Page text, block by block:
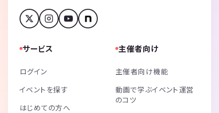
サービス
ログイン
イベントを探す
はじめての方へ
主催者向け
主催者向け機能
動画で学ぶイベント運営
のコツ